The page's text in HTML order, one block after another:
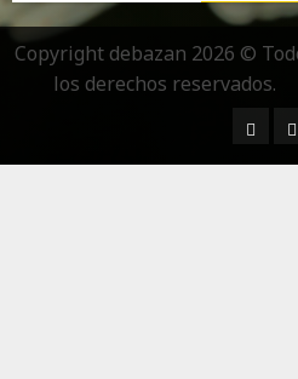
Copyright debazan 2026 ©
los derechos reservados.
¿